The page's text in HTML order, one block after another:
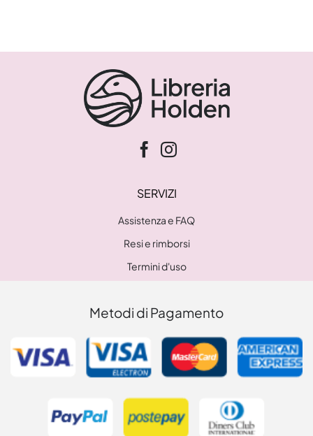
SERVIZI
Assistenza e FAQ
Resi e rimborsi
Termini d'uso
Metodi di Pagamento